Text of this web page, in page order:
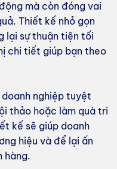
mà còn đóng vai
Thiết kế nhỏ gọn
lại sự thuận tiện tối
chi tiết giúp bạn theo
nghiệp tuyệt
thảo hoặc làm quà tri
kế sẽ giúp doanh
hiệu và để lại ấn
hàng.